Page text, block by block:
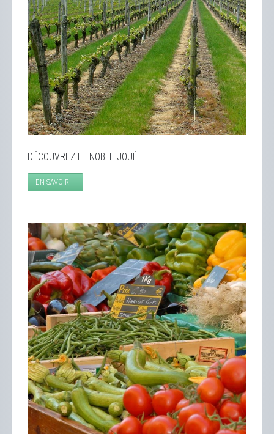
DÉCOUVREZ LE NOBLE JOUÉ
EN SAVOIR +